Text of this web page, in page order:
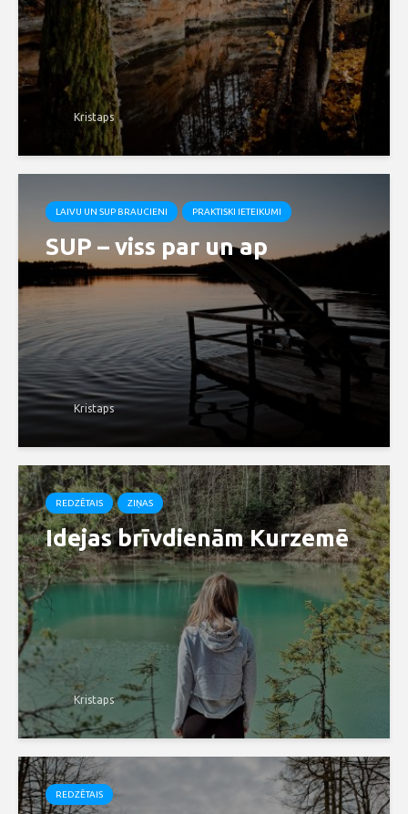
Kristaps
LAIVU UN SUP BRAUCIENI PRAKTISKI IETEIKUMI
SUP – viss par un ap
Kristaps
REDZĒTAIS ZIŅAS
Idejas brīvdienām Kurzemē
Kristaps
REDZĒTAIS